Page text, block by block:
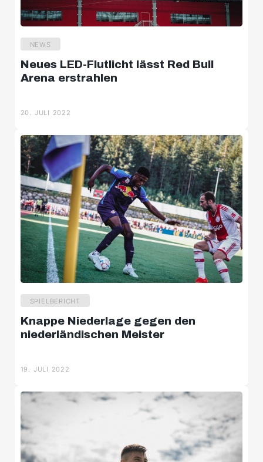
NEWS
Neues LED-Flutlicht lässt Red Bull
Arena erstrahlen
20. JULI 2022
SPIELBERICHT
Knappe Niederlage gegen den
niederländischen Meister
19. JULI 2022